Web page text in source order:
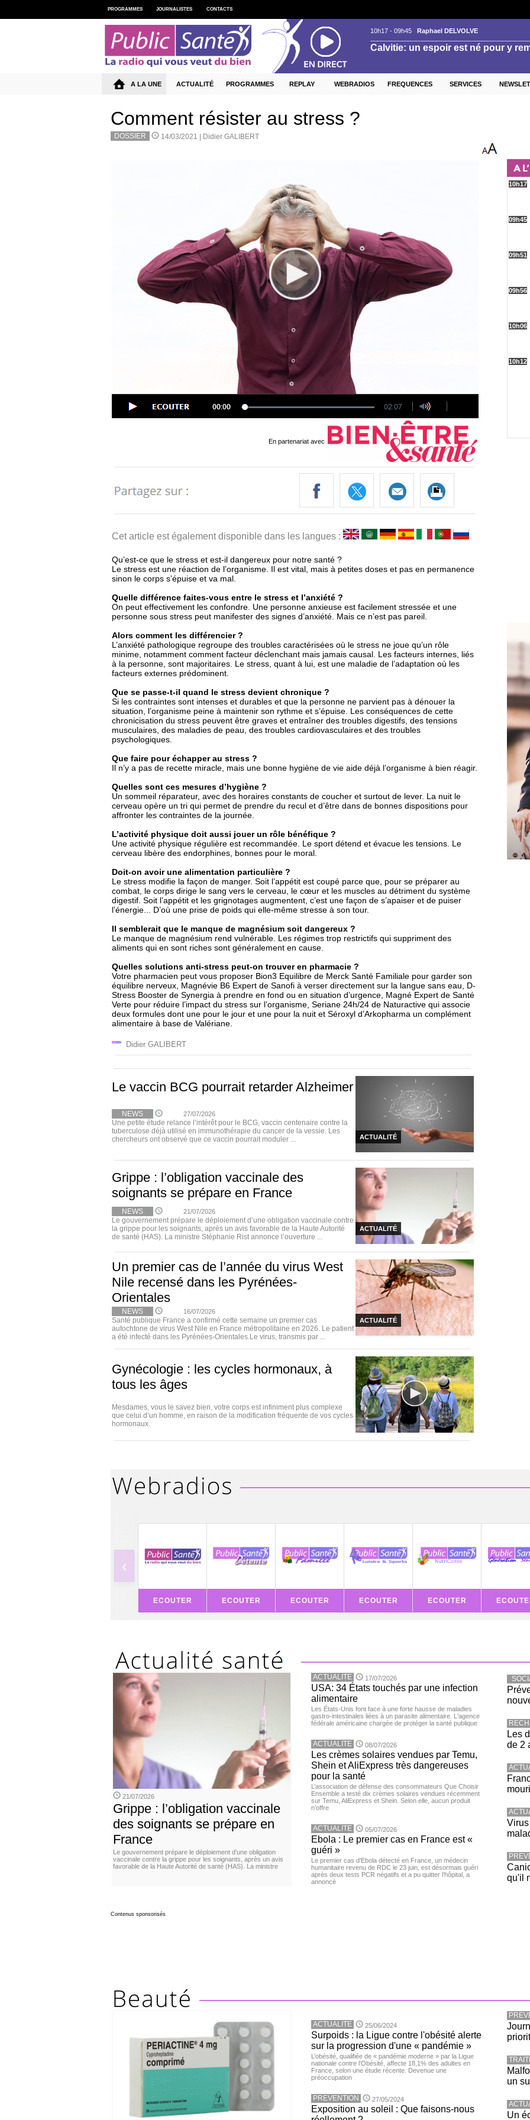
Comment résister au stress ?
DOSSIER 14/03/2021 | Didier GALIBERT
En partenariat avec
Cet article est également disponible dans les langues :
Qu’est-ce que le stress et est-il dangereux pour notre santé ?
Le stress est une réaction de l’organisme. Il est vital, mais à petites doses et pas en permanence
sinon le corps s’épuise et va mal.
Quelle différence faites-vous entre le stress et l’anxiété ?
On peut effectivement les confondre. Une personne anxieuse est facilement stressée et une
personne sous stress peut manifester des signes d’anxiété. Mais ce n’est pas pareil.
Alors comment les différencier ?
L’anxiété pathologique regroupe des troubles caractérisées où le stress ne joue qu’un rôle
minime, notamment comment facteur déclenchant mais jamais causal. Les facteurs internes, liés
à la personne, sont majoritaires. Le stress, quant à lui, est une maladie de l’adaptation où les
facteurs externes prédominent.
Que se passe-t-il quand le stress devient chronique ?
Si les contraintes sont intenses et durables et que la personne ne parvient pas à dénouer la
situation, l’organisme peine à maintenir son rythme et s’épuise. Les conséquences de cette
chronicisation du stress peuvent être graves et entraîner des troubles digestifs, des tensions
musculaires, des maladies de peau, des troubles cardiovasculaires et des troubles
psychologiques.
Que faire pour échapper au stress ?
Il n’y a pas de recette miracle, mais une bonne hygiène de vie aide déjà l’organisme à bien réagir.
Quelles sont ces mesures d’hygiène ?
Un sommeil réparateur, avec des horaires constants de coucher et surtout de lever. La nuit le
cerveau opère un tri qui permet de prendre du recul et d’être dans de bonnes dispositions pour
affronter les contraintes de la journée.
L’activité physique doit aussi jouer un rôle bénéfique ?
Une activité physique régulière est recommandée. Le sport détend et évacue les tensions. Le
cerveau libère des endorphines, bonnes pour le moral.
Doit-on avoir une alimentation particulière ?
Le stress modifie la façon de manger. Soit l’appétit est coupé parce que, pour se préparer au
combat, le corps dirige le sang vers le cerveau, le cœur et les muscles au détriment du système
digestif. Soit l’appétit et les grignotages augmentent, c’est une façon de s’apaiser et de puiser
l’énergie... D’où une prise de poids qui elle-même stresse à son tour.
Il semblerait que le manque de magnésium soit dangereux ?
Le manque de magnésium rend vulnérable. Les régimes trop restrictifs qui suppriment des
aliments qui en sont riches sont généralement en cause.
Quelles solutions anti-stress peut-on trouver en pharmacie ?
Votre pharmacien peut vous proposer Bion3 Equilibre de Merck Santé Familiale pour garder son
équilibre nerveux, Magnévie B6 Expert de Sanofi à verser directement sur la langue sans eau, D-
Stress Booster de Synergia à prendre en fond ou en situation d’urgence, Magné Expert de Santé
Verte pour réduire l’impact du stress sur l’organisme, Seriane 24h/24 de Naturactive qui associe
deux formules dont une pour le jour et une pour la nuit et Séroxyl d’Arkopharma un complément
alimentaire à base de Valériane.
Didier GALIBERT
Le vaccin BCG pourrait retarder Alzheimer
ACTUALITÉ
NEWS 27/07/2026
Une petite étude relance l’intérêt pour le BCG, vaccin centenaire contre la
tuberculose déjà utilisé en immunothérapie du cancer de la vessie. Les
chercheurs ont observé que ce vaccin pourrait moduler ...
Grippe : l’obligation vaccinale des
soignants se prépare en France
ACTUALITÉ
NEWS 21/07/2026
Le gouvernement prépare le déploiement d’une obligation vaccinale contre
la grippe pour les soignants, après un avis favorable de la Haute Autorité
de santé (HAS). La ministre Stéphanie Rist annonce l’ouverture ...
Un premier cas de l’année du virus West
Nile recensé dans les Pyrénées-
Orientales
ACTUALITÉ
NEWS 16/07/2026
Santé publique France a confirmé cette semaine un premier cas
autochtone de virus West Nile en France métropolitaine en 2026. Le patient
a été infecté dans les Pyrénées-Orientales.Le virus, transmis par ...
Gynécologie : les cycles hormonaux, à
tous les âges
Mesdames, vous le savez bien, votre corps est infiniment plus complexe
que celui d’un homme, en raison de la modification fréquente de vos cycles
hormonaux.
‹
ECOUTER ECOUTER ECOUTER ECOUTER ECOUTER
21/07/2026
Grippe : l’obligation vaccinale
des soignants se prépare en
France
Le gouvernement prépare le déploiement d’une obligation
vaccinale contre la grippe pour les soignants, après un avis
favorable de la Haute Autorité de santé (HAS). La ministre
ACTUALITE 17/07/2026
USA: 34 États touchés par une infection
alimentaire
Les États-Unis font face à une forte hausse de maladies
gastro-intestinales liées à un parasite alimentaire. L'agence
fédérale américaine chargée de protéger la santé publique
ACTUALITE 08/07/2026
Les crèmes solaires vendues par Temu,
Shein et AliExpress très dangereuses
pour la santé
L’association de défense des consommateurs Que Choisir
Ensemble a testé dix crèmes solaires vendues récemment
sur Temu, AliExpress et Shein. Selon elle, aucun produit
n’offre
ACTUALITE 05/07/2026
Ebola : Le premier cas en France est «
guéri »
Le premier cas d’Ebola détecté en France, un médecin
humanitaire revenu de RDC le 23 juin, est désormais guéri
après deux tests PCR négatifs et a pu quitter l’hôpital, a
annoncé
Les
de 2
qu'il
Contenus sponsorisés
ACTUALITE 25/06/2024
Surpoids : la Ligue contre l'obésité alerte
sur la progression d'une « pandémie »
L’obésité, qualifiée de « pandémie moderne » par la Ligue
nationale contre l’Obésité, affecte 18,1% des adultes en
France, selon une étude récente. Devenue une
préoccupation
PREVENTION 27/05/2024
Exposition au soleil : Que faisons-nous
un
Un
PROGRAMMES JOURNALISTES CONTACTS
A LA UNE ACTUALITÉ PROGRAMMES REPLAY WEBRADIOS FREQUENCES SERVICES